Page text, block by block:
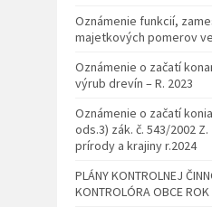
Oznámenie funkcií,
majetkových pomerov
Oznámenie o začatí
výrub drevín – R. 2023
Oznámenie o začatí
ods.3) zák. č. 543/2002
prírody a krajiny r.2024
PLÁNY KONTROLNEJ
KONTROLÓRA OBCE